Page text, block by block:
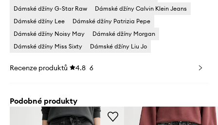
Dámské džíny G-Star Raw
Dámské džíny Calvin Klein Jeans
Dámské džíny Lee
Dámské džíny Patrizia Pepe
Dámské džíny Noisy May
Dámské džíny Morgan
Dámské džíny Miss Sixty
Dámské džíny Liu Jo
Recenze produktů 4.8 6
Podobné produkty